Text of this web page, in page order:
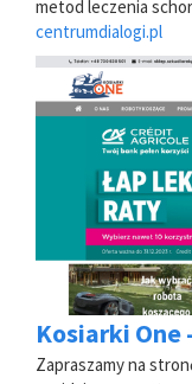
metod leczenia
centrumdialogi.pl
Kosiarki
Zapraszamy na